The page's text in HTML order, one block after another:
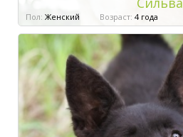
Пол: Женский Возраст: 4 года